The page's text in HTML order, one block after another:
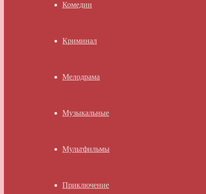
Комедии
Криминал
Мелодрама
Музыкальные
Мультфильмы
Приключение